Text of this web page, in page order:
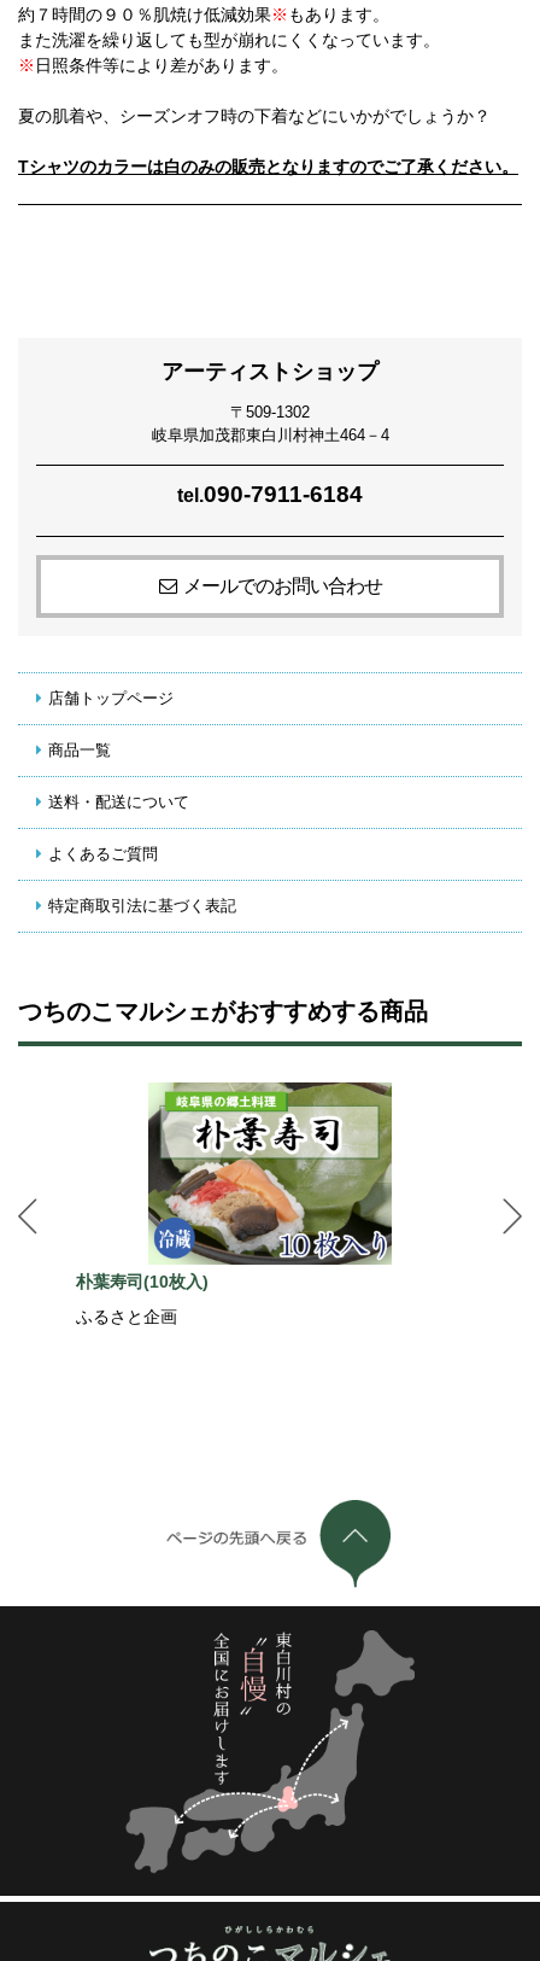
約７時間の９０％肌焼け低減効果※ もあります。
また洗濯を繰り返しても型が崩れにくくなっています。
※ 日照条件等により差があります。
夏の肌着や、シーズンオフ時の下着などにいかがでしょうか？
Tシャツのカラーは白のみの販売となりますのでご了承ください。
アーティストショップ
〒509-1302
岐阜県加茂郡東白川村神土464－4
tel.090-7911-6184
メールでのお問い合わせ
店舗トップページ
商品一覧
送料・配送について
よくあるご質問
特定商取引法に基づく表記
つちのこマルシェがおすすめする商品
朴葉寿司(10枚入)
ふるさと企画